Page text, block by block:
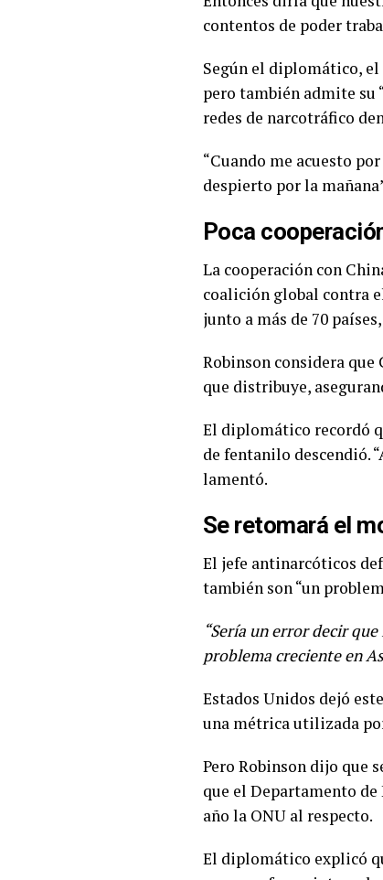
contentos de poder
Según el diplomático,
pero también admite su
redes de narcotráfico
“Cuando me acuesto
despierto por la
Poca
La cooperación con
coalición global contra
junto a más de 70
Robinson considera
que distribuye,
El diplomático recordó
de fentanilo descendió.
lamentó.
Se retomará el
El jefe antinarcóticos
también son “un
“Sería un error decir
problema creciente en
Estados Unidos dejó
una métrica utilizada
Pero Robinson dijo que
que el Departamento
año la ONU al respecto.
El diplomático explicó